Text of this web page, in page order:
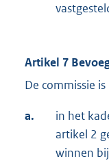
Artikel 7
De commissie
a.
in het
artikel 2
winnen